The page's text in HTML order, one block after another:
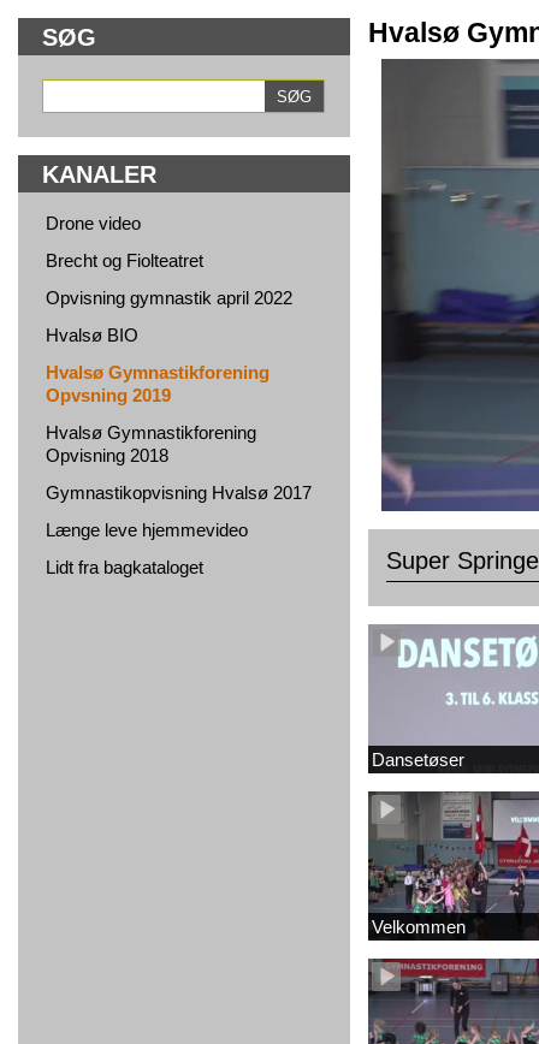
SØG
KANALER
Drone video
Brecht og Fiolteatret
Opvisning gymnastik april 2022
Hvalsø BIO
Hvalsø Gymnastikforening
Opvsning 2019
Hvalsø Gymnastikforening
Opvisning 2018
Gymnastikopvisning Hvalsø 2017
Længe leve hjemmevideo
Lidt fra bagkataloget
Hvalsø
Super
Dansetøser
Velkommen